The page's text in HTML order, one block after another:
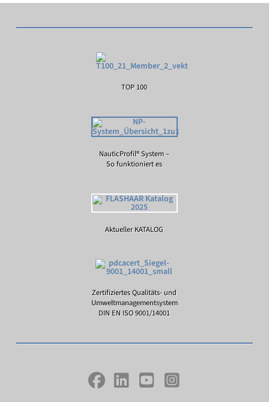
TOP 100
NauticProfil® System –
So funktioniert es
Aktueller KATALOG
Zertifiziertes Qualitäts- und
Umweltmanagementsystem
DIN EN ISO 9001/14001